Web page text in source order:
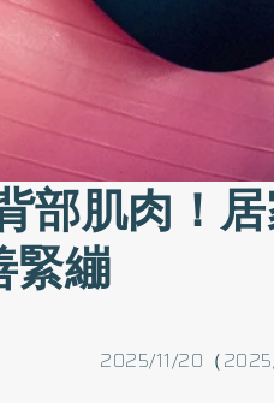
部肌肉！
緊繃
2025/11/20（